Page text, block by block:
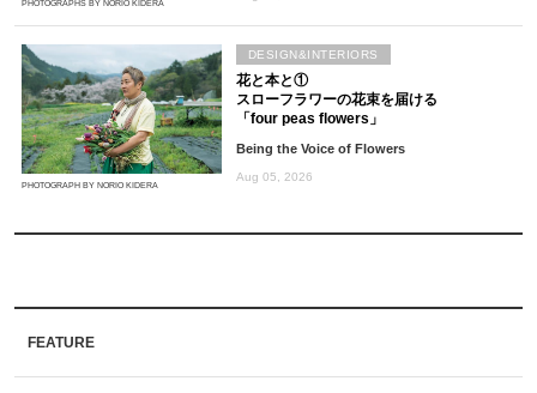
PHOTOGRAPHS BY NORIO KIDERA
PHOTOGRAPH BY NORIO KIDERA
花と本と①
スローフラワーの花束を届ける
「four peas flowers」
Being the Voice of Flowers
Aug 05, 2026
DESIGN&INTERIORS
FEATURE